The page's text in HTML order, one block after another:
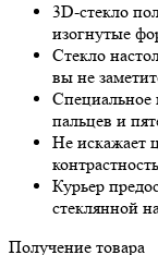
3D-стекло
изогнутые
Стекло
вы не
Специальное
пальцев и
Не искажает
Курьер
стеклянной
Получение товара